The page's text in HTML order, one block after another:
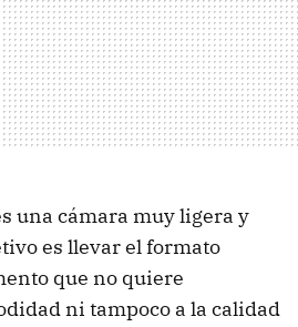
una cámara muy ligera y
es llevar el formato
que no quiere
ni tampoco a la calidad